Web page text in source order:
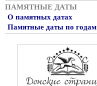
ПАМЯТНЫЕ ДАТЫ
О памятных датах
Памятные даты по годам